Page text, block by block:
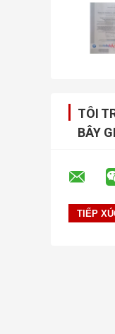
TÔI
BÂY